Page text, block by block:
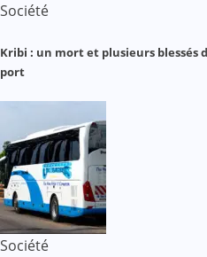
Société
Kribi : un mort et plusieurs blessés
port
Société